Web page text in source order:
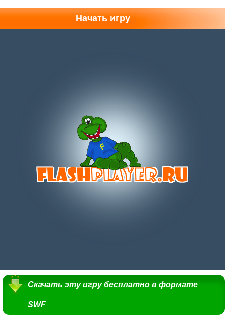
Начать игру
Скачать эту игру бесплатно в формате
SWF